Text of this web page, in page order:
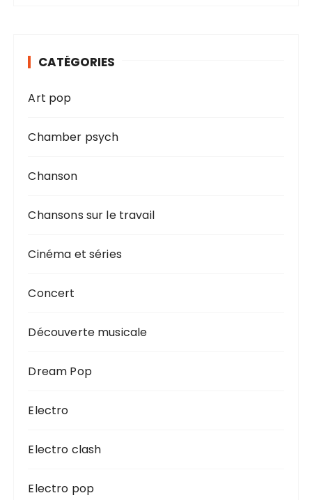
CATÉGORIES
Art pop
Chamber psych
Chanson
Chansons sur le travail
Cinéma et séries
Concert
Découverte musicale
Dream Pop
Electro
Electro clash
Electro pop